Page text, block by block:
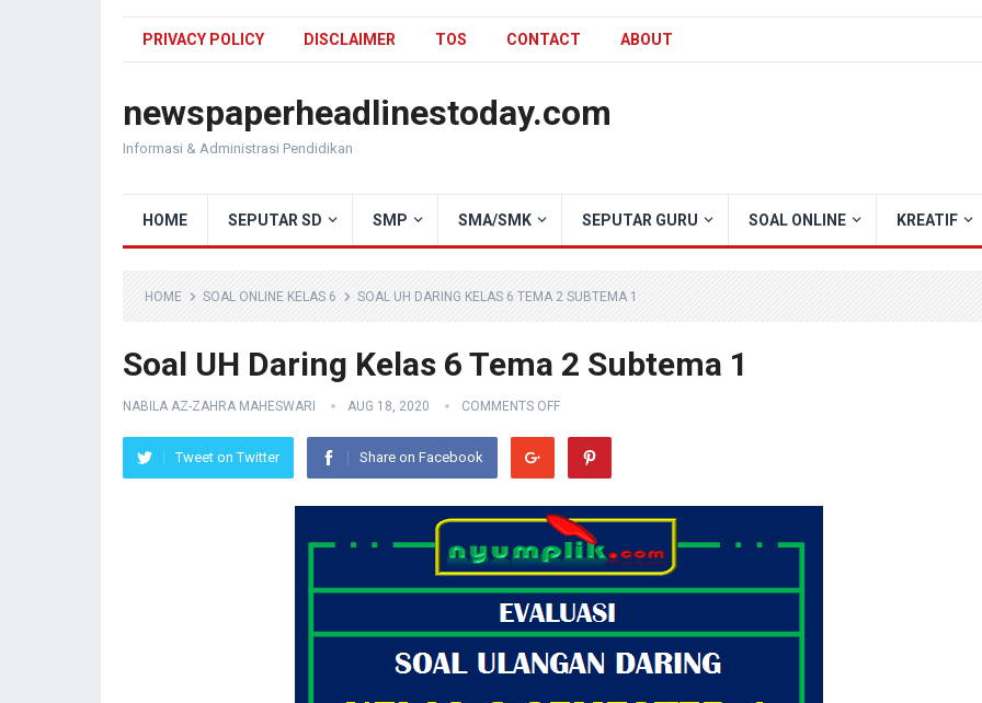
PRIVACY POLICY DISCLAIMER TOS CONTACT ABOUT
newspaperheadlinestoday.com
Informasi & Administrasi Pendidikan
HOME SEPUTAR SD SMP SMA/SMK SEPUTAR GURU SOAL ONLINE KREATIF
HOME SOAL ONLINE KELAS 6 SOAL UH DARING KELAS 6 TEMA 2 SUBTEMA 1
Soal UH Daring Kelas 6 Tema 2 Subtema 1
NABILA AZ-ZAHRA MAHESWARI AUG 18, 2020 COMMENTS OFF
Tweet on Twitter Share on Facebook